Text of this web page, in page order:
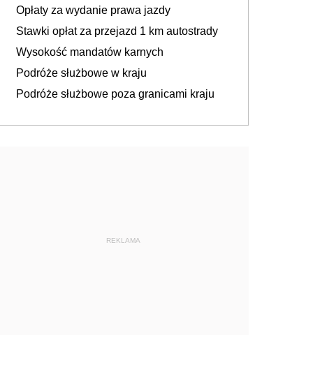
Opłaty za wydanie prawa jazdy
Stawki opłat za przejazd 1 km autostrady
Wysokość mandatów karnych
Podróże służbowe w kraju
Podróże służbowe poza granicami kraju
REKLAMA